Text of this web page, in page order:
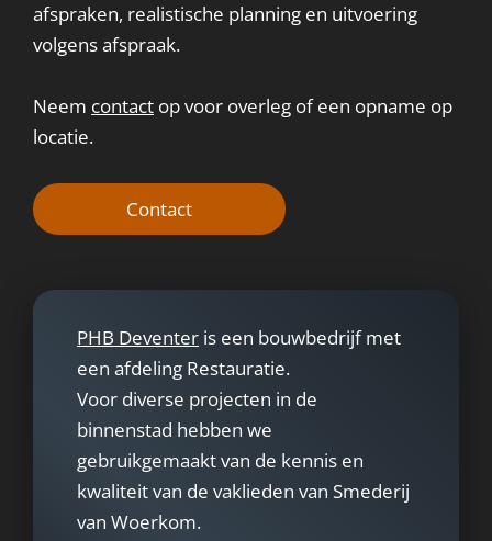
afspraken, realistische planning en uitvoering
volgens afspraak.
Neem contact op voor overleg of een opname op
locatie.
Contact
PHB Deventer is een bouwbedrijf met
een afdeling Restauratie.
Voor diverse projecten in de
binnenstad hebben we
gebruikgemaakt van de kennis en
kwaliteit van de vaklieden van Smederij
van Woerkom.